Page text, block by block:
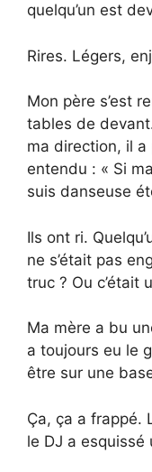
quelqu’un est
Rires. Légers,
Mon père s’est
tables de
ma direction, il
entendu : « Si
suis danseuse
Ils ont ri.
ne s’était pas
truc ? Ou c’était
Ma mère a bu
a toujours eu le
être sur une
Ça, ça a frappé.
le DJ a esquissé